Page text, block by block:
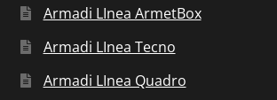
Armadi LInea ArmetBox
Armadi LInea Tecno
Armadi LInea Quadro